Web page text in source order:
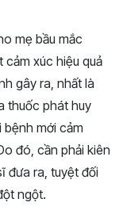
mẹ bầu mắc
xúc hiệu quả
gây ra, nhất là
thuốc phát huy
mới cảm
đó, cần phải kiên
đưa ra, tuyệt đối
ngột.